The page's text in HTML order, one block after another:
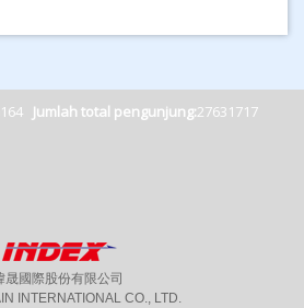
Jumlah total pengunjung:27631717
晟國際股份有限公司
INTERNATIONAL CO., LTD.